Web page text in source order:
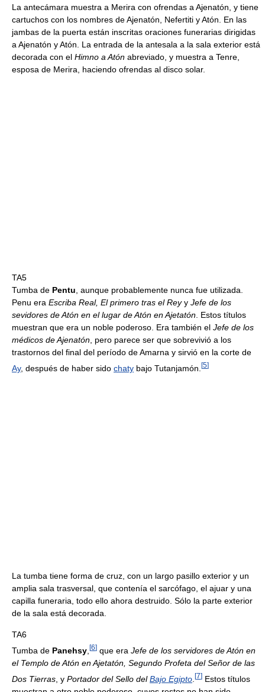
La antecámara muestra a Merira con ofrendas a Ajenatón, y tiene
cartuchos con los nombres de Ajenatón, Nefertiti y Atón. En las
jambas de la puerta están inscritas oraciones funerarias dirigidas
a Ajenatón y Atón. La entrada de la antesala a la sala exterior está
decorada con el Himno a Atón abreviado, y muestra a Tenre,
esposa de Merira, haciendo ofrendas al disco solar.
TA5
Tumba de Pentu , aunque probablemente nunca fue utilizada.
Penu era Escriba Real, El primero tras el Reyy Jefe de los
sevidores de Atón en el lugar de Atón en Ajetatón . Estos títulos
muestran que era un noble poderoso. Era también el Jefe de los
médicos de Ajenatón , pero parece ser que sobrevivió a los
trastornos del final del período de Amarna y sirvió en la corte de
Ay, después de haber sido chaty bajo Tutanjamón. [5]
La tumba tiene forma de cruz, con un largo pasillo exterior y un
amplia sala trasversal, que contenía el sarcófago, el ajuar y una
capilla funeraria, todo ello ahora destruido. Sólo la parte exterior
de la sala está decorada.
TA6
Tumba de Panehsy [6] que era Jefe de los servidores de Atón en
el Templo de Atón en Ajetatón, Segundo Profeta del Señor de las
Dos Tierras , y Portador del Sello delBajo Egipto [7] Estos títulos